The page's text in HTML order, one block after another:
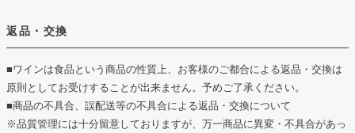
返品・交換
■ワインは食品という商品の性質上、お客様のご都合による返品・交換は
原則としてお受けすることが出来ません。予めご了承ください。
■商品の不具合、誤配送等の不具合による返品・交換について
※品質管理には十分留意しておりますが、万一商品に異変・不具合があっ